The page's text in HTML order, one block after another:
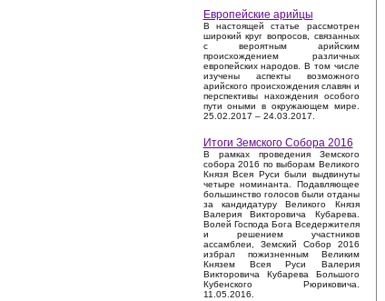
Европейские арийцы
В настоящей статье рассмотрен
широкий круг вопросов, связанных
с вероятным арийским
происхождением различных
европейских народов. В том числе
изучены аспекты возможного
арийского происхождения славян и
перспективы нахождения особого
пути оными в окружающем мире.
25.02.2017 – 24.03.2017.
Итоги Земского Собора 2016
В рамках проведения Земского
собора 2016 по выборам Великого
Князя Всея Руси были выдвинуты
четыре номинанта. Подавляющее
большинство голосов были отданы
за кандидатуру Великого Князя
Валерия Викторовича Кубарева.
Волей Господа Бога Вседержителя
и решением участников
ассамблеи, Земский Собор 2016
избрал пожизненным Великим
Князем Всея Руси Валерия
Викторовича Кубарева Большого
Кубенского Рюриковича.
11.05.2016.